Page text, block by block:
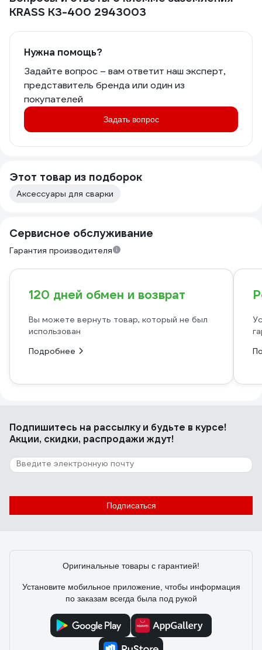
KRASS КЗ-400 2943003
Нужна помощь?
Задайте вопрос – вам ответит наш эксперт,
представитель бренда или один из
покупателей
Задать вопрос
Этот товар из подборок
Аксессуары для сварки
Сервисное обслуживание
Гарантия производителя
120 дней обмен и возврат
Вы можете вернуть товар, который не был
использован
Подробнее
Подпишитесь на рассылкуи будьте в курсе!
Акции, скидки, распродажи ждут!
Подписаться
Оригинальные товары с гарантией!
Установите мобильное приложение, чтобы информация
по заказам всегда была под рукой